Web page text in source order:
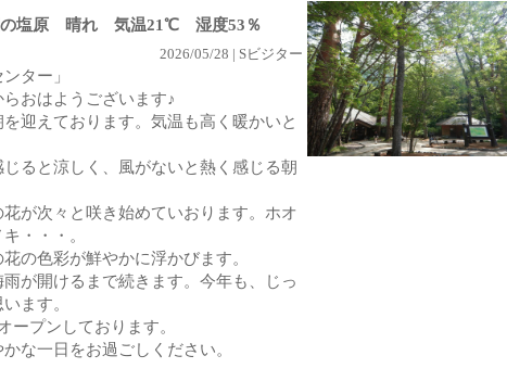
の塩原 晴れ 気温21℃ 湿度53％
2026/05/28 | Sビジター
ター」
おはようございます♪
迎えております。気温も高く暖かいと
ると涼しく、風がないと熱く感じる朝
が次々と咲き始めていおります。ホオ
・・・。
の色彩が鮮やかに浮かびます。
が開けるまで続きます。今年も、じっ
ます。
ープンしております。
な一日をお過ごしください。